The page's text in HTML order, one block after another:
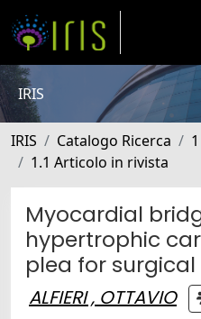
IRIS
IRIS Catalogo Ricerca
1.1 Articolo in rivista
Myocardial
hypertrophic
plea for
ALFIERI , OTTAVIO